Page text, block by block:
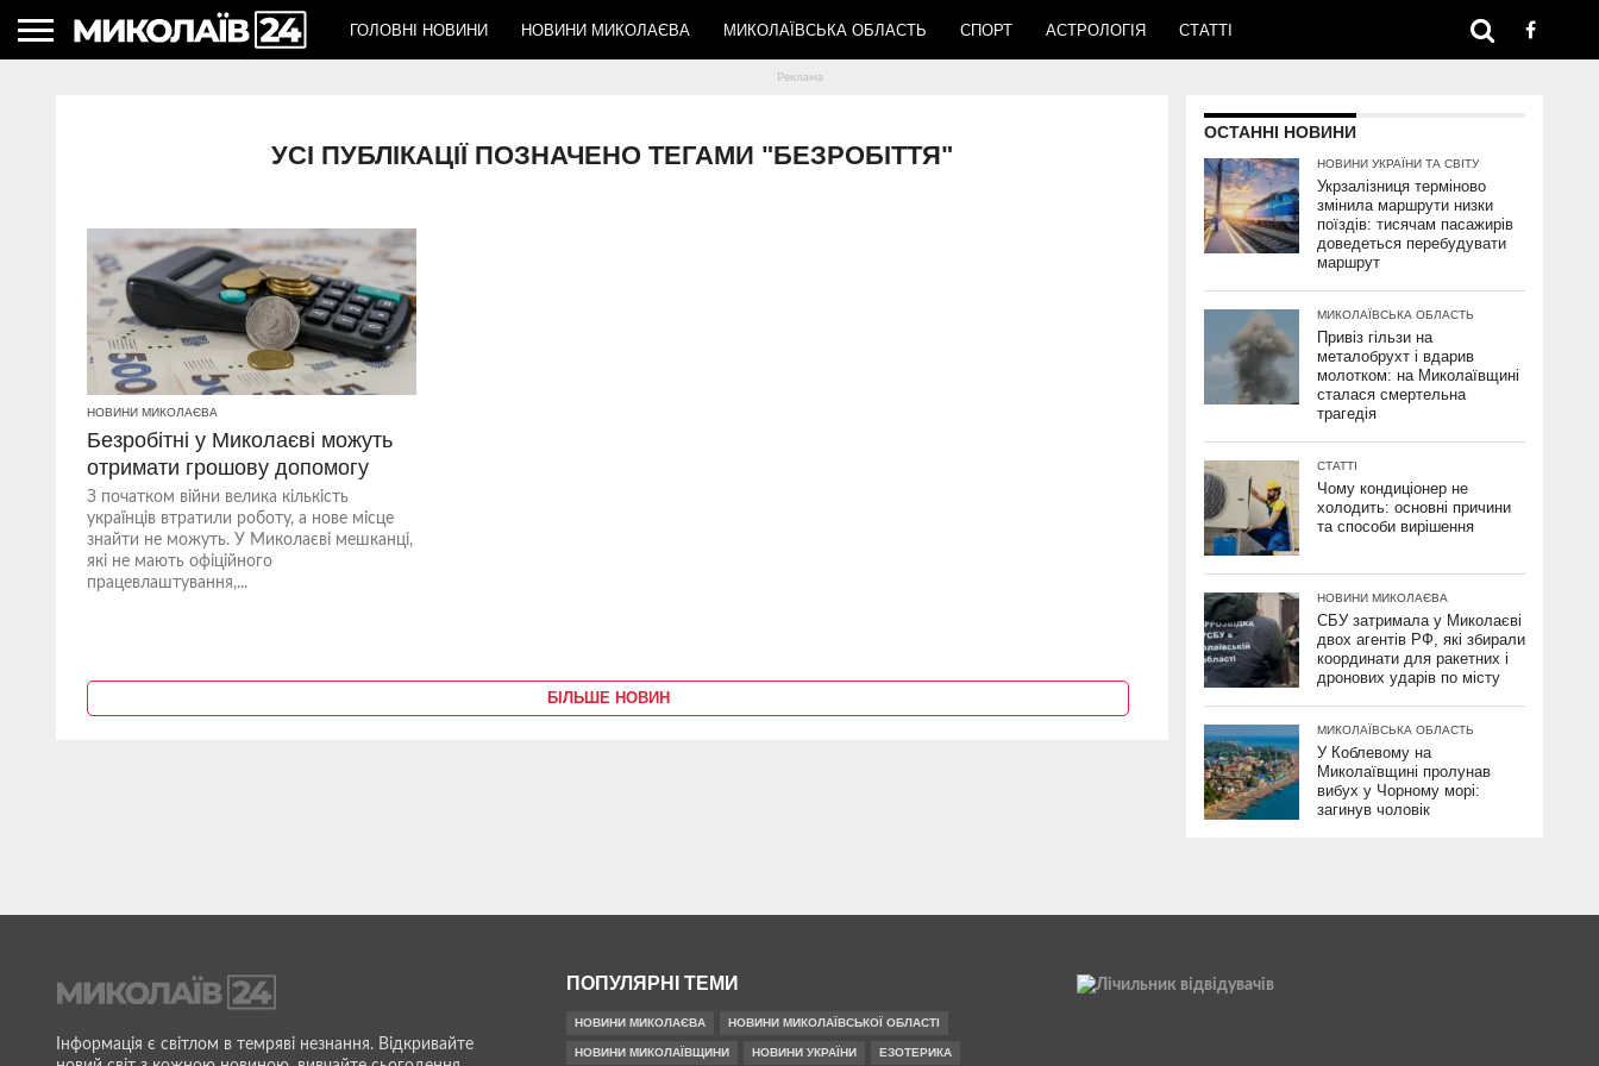
ГОЛОВНІ НОВИНИ НОВИНИ МИКОЛАЄВА МИКОЛАЇВСЬКА ОБЛАСТЬ СПОРТ АСТРОЛОГІЯ СТАТТІ
УСІ ПУБЛІКАЦІЇ ПОЗНАЧЕНО ТЕГАМИ "БЕЗРОБІТТЯ"
НОВИНИ МИКОЛАЄВА
Безробітні у Миколаєві можуть
отримати грошову допомогу
З початком війни велика кількість
українців втратили роботу, а нове місце
знайти не можуть. У Миколаєві мешканці,
які не мають офіційного
працевлаштування,...
БІЛЬШЕ НОВИН
ОСТАННІ НОВИНИ
НОВИНИ УКРАЇНИ ТА СВІТУ
Укрзалізниця терміново
змінила маршрути низки
поїздів: тисячам пасажирів
доведеться перебудувати
маршрут
МИКОЛАЇВСЬКА ОБЛАСТЬ
Привіз гільзи на
металобрухт і вдарив
молотком: на Миколаївщині
сталася смертельна
трагедія
СТАТТІ
Чому кондиціонер не
холодить: основні причини
та способи вирішення
НОВИНИ МИКОЛАЄВА
СБУ затримала у Миколаєві
двох агентів РФ, які збирали
координати для ракетних і
дронових ударів по місту
МИКОЛАЇВСЬКА ОБЛАСТЬ
У Коблевому на
Миколаївщині пролунав
вибух у Чорному морі:
загинув чоловік
Інформація є світлом в темряві незнання. Відкривайте
ПОПУЛЯРНІ ТЕМИ
НОВИНИ МИКОЛАЄВА НОВИНИ МИКОЛАЇВСЬКОЇ ОБЛАСТІ
НОВИНИ МИКОЛАЇВЩИНИ НОВИНИ УКРАЇНИ ЕЗОТЕРИКА